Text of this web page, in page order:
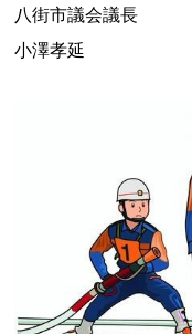
八街市議会議長
小澤孝延